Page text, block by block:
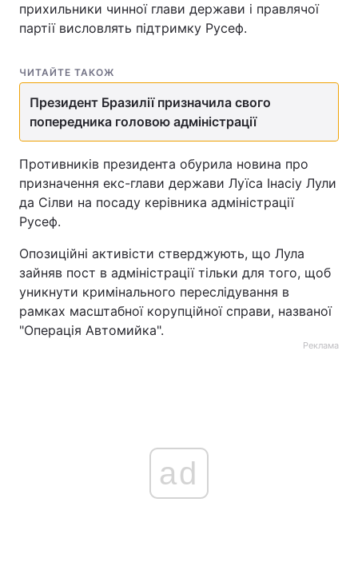
прихильники чинної глави держави і правлячої
партії висловлять підтримку Русеф.
ЧИТАЙТЕ ТАКОЖ
Президент Бразилії призначила свого
попередника головою адміністрації
Противників президента обурила новина про
призначення екс-глави держави Луїса Інасіу Лули
да Сілви на посаду керівника адміністрації
Русеф.
Опозиційні активісти стверджують, що Лула
зайняв пост в адміністрації тільки для того, щоб
уникнути кримінального переслідування в
рамках масштабної корупційної справи, названої
"Операція Автомийка".
Реклама
ad